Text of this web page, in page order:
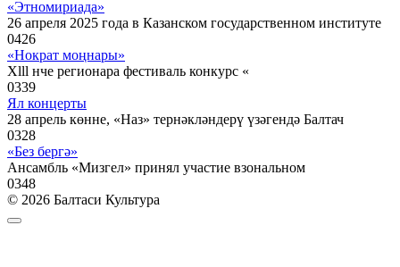
«Этномириада»
26 апреля 2025 года в Казанском государственном институте
0426
«Нократ моңнары»
Xlll нче регионара фестиваль конкурс «
0339
Ял концерты
28 апрель көнне, «Наз» тернәкләндерү үзәгендә Балтач
0328
«Без бергә»
Ансамбль «Мизгел» принял участие взональном
0348
© 2026 Балтаси Культура